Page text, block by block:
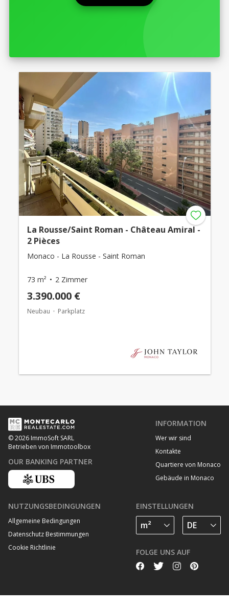
La Rousse/Saint Roman - Château Amiral -
2 Pièces
Monaco - La Rousse - Saint Roman
73 m² 2 Zimmer
3.390.000 €
Neubau Parkplatz
© 2026 ImmoSoft SARL
Betrieben von Immotoolbox
OUR BANKING PARTNER
INFORMATION
Wer wir sind
Kontakte
Quartiere von Monaco
Gebäude in Monaco
NUTZUNGSBEDINGUNGEN
Allgemeine Bedingungen
Datenschutz Bestimmungen
Cookie Richtlinie
EINSTELLUNGEN
FOLGE UNS AUF